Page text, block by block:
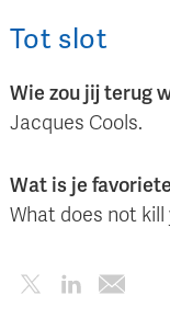
Tot slot
Wie zou jij terug
Jacques Cools.
Wat is je
What does not kill